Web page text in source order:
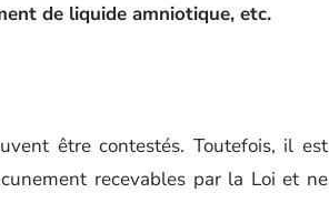
de liquide amniotique, etc.
être contestés. Toutefois, il est
recevables par la Loi et ne